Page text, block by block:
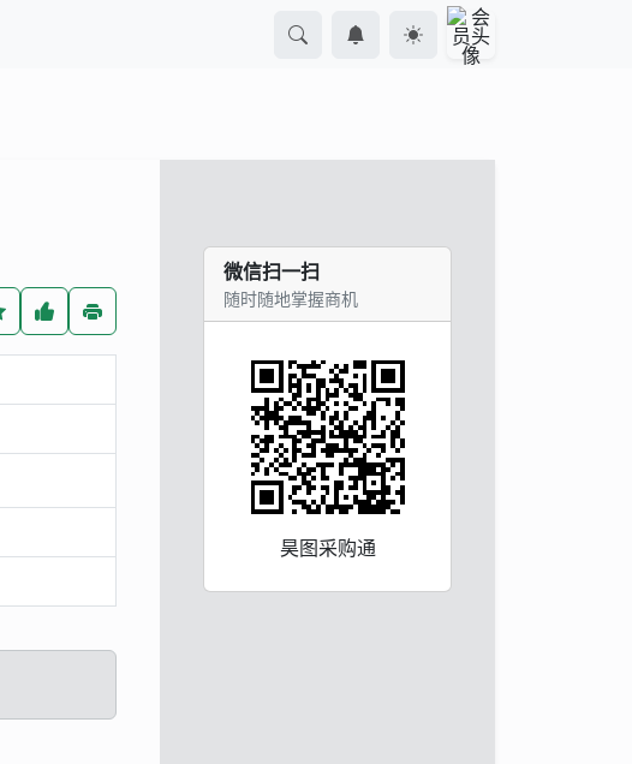
微信扫一扫
随时随地掌握商机
昊图采购通